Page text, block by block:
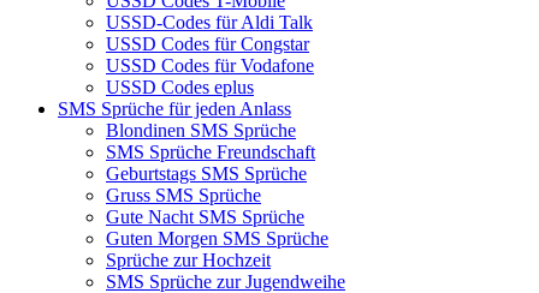
USSD-Codes für Aldi Talk
USSD Codes für Congstar
USSD Codes für Vodafone
USSD Codes eplus
SMS Sprüche für jeden Anlass
Blondinen SMS Sprüche
SMS Sprüche Freundschaft
Geburtstags SMS Sprüche
Gruss SMS Sprüche
Gute Nacht SMS Sprüche
Guten Morgen SMS Sprüche
Sprüche zur Hochzeit
SMS Sprüche zur Jugendweihe